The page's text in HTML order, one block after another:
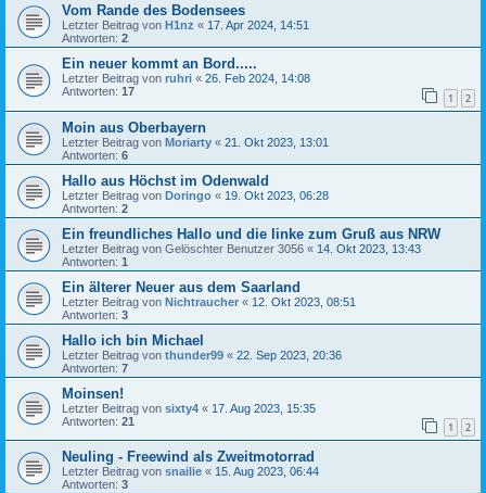
Vom Rande des Bodensees
Letzter Beitrag von H1nz « 17. Apr 2024, 14:51
Antworten: 2
Ein neuer kommt an Bord.....
Letzter Beitrag von ruhri « 26. Feb 2024, 14:08
Antworten: 17 1 2
Moin aus Oberbayern
Letzter Beitrag von Moriarty « 21. Okt 2023, 13:01
Antworten: 6
Hallo aus Höchst im Odenwald
Letzter Beitrag von Doringo « 19. Okt 2023, 06:28
Antworten: 2
Ein freundliches Hallo und die linke zum Gruß aus NRW
Letzter Beitrag von Gelöschter Benutzer 3056 « 14. Okt 2023, 13:43
Antworten: 1
Ein älterer Neuer aus dem Saarland
Letzter Beitrag von Nichtraucher « 12. Okt 2023, 08:51
Antworten: 3
Hallo ich bin Michael
Letzter Beitrag von thunder99 « 22. Sep 2023, 20:36
Antworten: 7
Moinsen!
Letzter Beitrag von sixty4 « 17. Aug 2023, 15:35
Antworten: 21 1 2
Neuling - Freewind als Zweitmotorrad
Letzter Beitrag von snailie « 15. Aug 2023, 06:44
Antworten: 3